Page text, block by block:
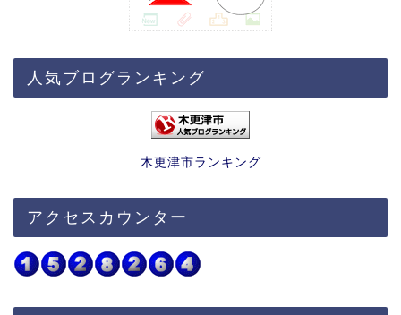
人気ブログランキング
木更津市ランキング
アクセスカウンター